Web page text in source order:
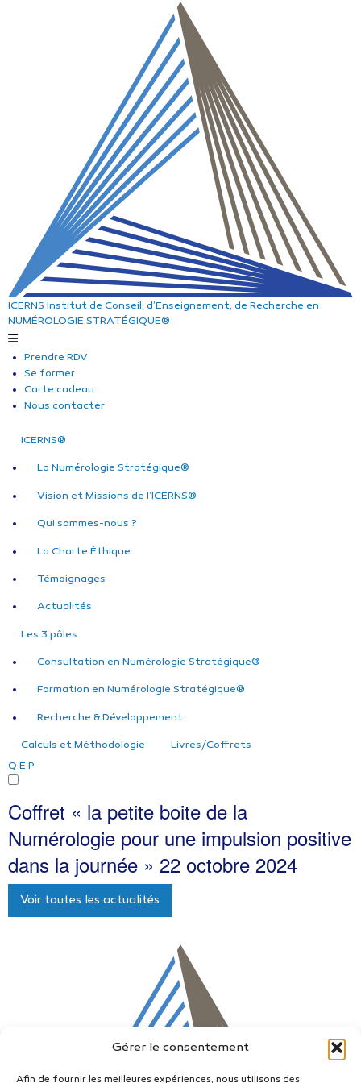
Gérer le consentement
Afin de fournir les meilleures expériences, nous utilisons des
ICERNS Institut de Conseil, d’Enseignement, de Recherche en
NUMÉROLOGIE STRATÉGIQUE®
Prendre RDV
Se former
Carte cadeau
Nous contacter
ICERNS®
La Numérologie Stratégique®
Vision et Missions de l’ICERNS®
Qui sommes-nous ?
La Charte Éthique
Témoignages
Actualités
Les 3 pôles
Consultation en Numérologie Stratégique®
Formation en Numérologie Stratégique®
Recherche & Développement
Calculs et Méthodologie
Livres/Coffrets
Q E P
Coffret « la petite boite de la
Numérologie pour une impulsion positive
dans la journée » 22 octobre 2024
Voir toutes les actualités